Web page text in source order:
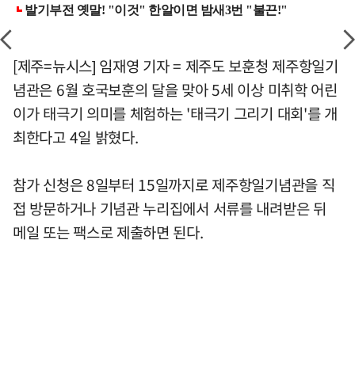
[제주=뉴시스] 임재영 기자 = 제주도 보훈청 제주항일기
념관은 6월 호국보훈의 달을 맞아 5세 이상 미취학 어린
이가 태극기 의미를 체험하는 '태극기 그리기 대회'를 개
최한다고 4일 밝혔다.
참가 신청은 8일부터 15일까지로 제주항일기념관을 직
접 방문하거나 기념관 누리집에서 서류를 내려받은 뒤
메일 또는 팩스로 제출하면 된다.